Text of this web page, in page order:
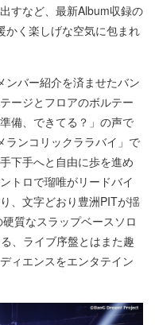
すなど、最新Album収録の
かく楽しげな空気に包まれ
ンバー紹介を済ませたバン
ージとフロアのボルテー
備、できてる？」の声で
ランコリックララバイ」で
下手へと自由に歩を進め
トロで瑠唯がリードバイ
、文字どおり豊洲PITが揺
質なスラップベースソロ
、ライブ序盤とはまた趣
ィエンスをエンタテイン